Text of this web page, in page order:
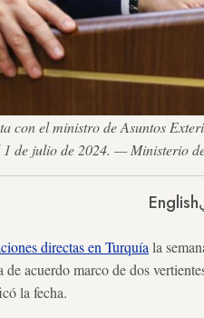
el ministro de Asuntos
de julio de 2024. — Ministerio
English
directas en Turquía la
acuerdo marco de dos
la fecha.